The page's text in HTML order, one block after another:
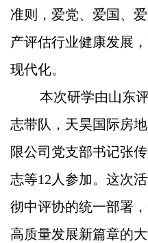
准则，爱党、爱国、
产评估行业健康发展
现代化。
本次研学由山东
志带队，天昊国际房
限公司党支部书记张
志等12人参加。这次
彻中评协的统一部署
高质量发展新篇章的